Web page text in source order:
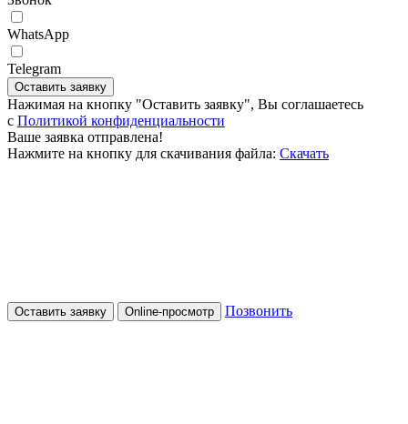
WhatsApp
Telegram
Оставить заявку
Нажимая на кнопку "Оставить заявку", Вы соглашаетесь
c Политикой конфиденциальности
Ваше заявка отправлена!
Нажмите на кнопку для скачивания файла: Скачать
Оставить заявку Online-просмотр Позвонить